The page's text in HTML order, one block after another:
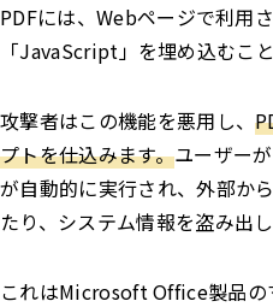
PDFには、Webページで利用
「JavaScript」を埋め込むこ
攻撃者はこの機能を悪用し、
プトを仕込みます。ユーザー
が自動的に実行され、外部か
たり、システム情報を盗み出し
これはMicrosoft Office製品の